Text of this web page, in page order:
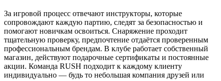
За игровой процесс отвечают инструкторы, которые
сопровождают каждую партию, следят за безопасностью и
помогают новичкам освоиться. Снаряжение проходит
тщательную проверку, предпочтение отдаётся проверенным
профессиональным брендам. В клубе работает собственный
магазин, действуют подарочные сертификаты и постоянные
акции. Команда RUSH подходит к каждому клиенту
индивидуально — будь то небольшая компания друзей или